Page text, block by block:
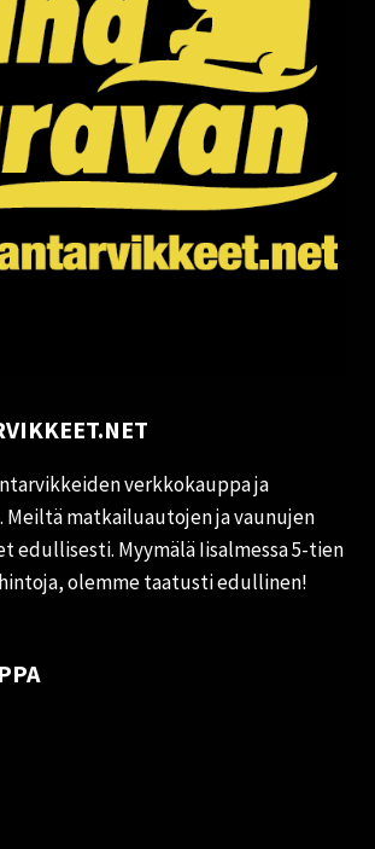
verkkokauppa ja
Meiltä matkailuautojen ja vaunujen
edullisesti. Myymälä Iisalmessa 5-tien
olemme taatusti edullinen!